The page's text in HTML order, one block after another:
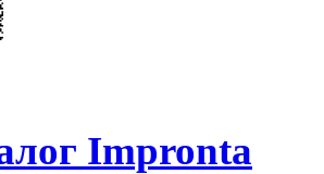
Impronta